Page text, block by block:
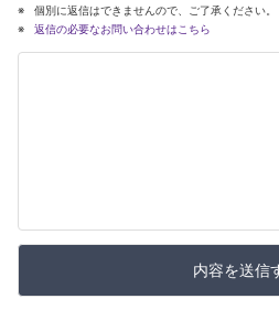
個別に返信はできませんので、ご了承ください。
返信の必要なお問い合わせはこちら
内容を送信